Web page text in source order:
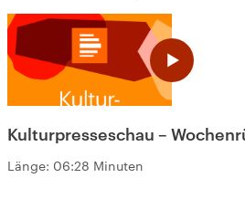
Kulturpresseschau –
Länge: 06:28 Minuten